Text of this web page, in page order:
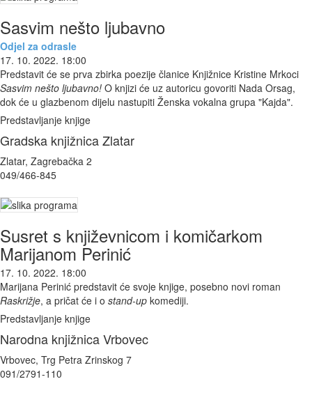
Sasvim nešto ljubavno
Odjel za odrasle
17. 10. 2022. 18:00
Predstavit će se prva zbirka poezije članice Knjižnice Kristine Mrkoci
Sasvim nešto ljubavno! O knjizi će uz autoricu govoriti Nada Orsag,
dok će u glazbenom dijelu nastupiti Ženska vokalna grupa "Kajda".
Predstavljanje knjige
Gradska knjižnica Zlatar
Zlatar, Zagrebačka 2
049/466-845
Susret s književnicom i komičarkom
Marijanom Perinić
17. 10. 2022. 18:00
Marijana Perinić predstavit će svoje knjige, posebno novi roman
Raskrižje, a pričat će i o stand-up komediji.
Predstavljanje knjige
Narodna knjižnica Vrbovec
Vrbovec, Trg Petra Zrinskog 7
091/2791-110